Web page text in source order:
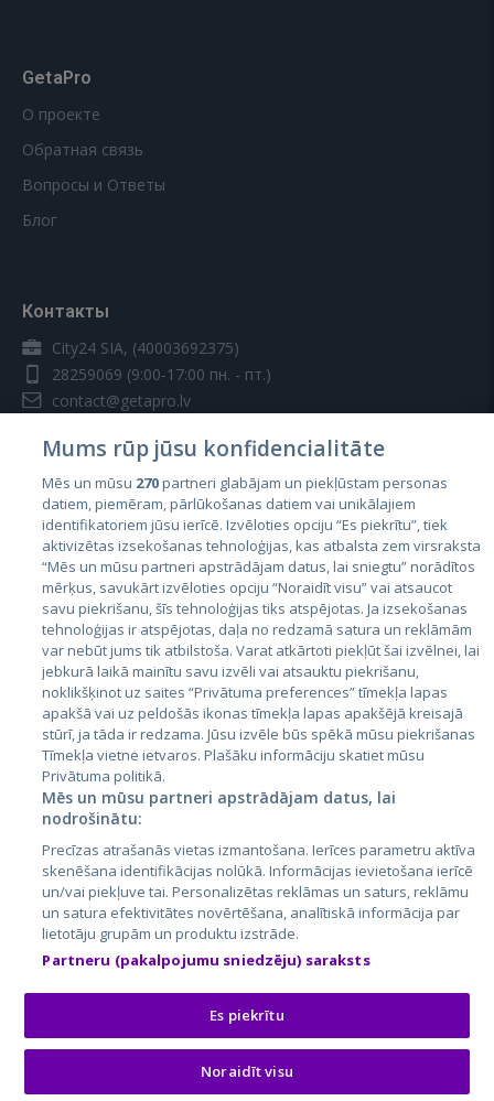
GetaPro
О проекте
Обратная связь
Вопросы и Ответы
Блог
Контакты
City24 SIA, (40003692375)
28259069 (9:00-17:00 пн. - пт.)
contact@getapro.lv
Страны
Эстония
Латвия
Литва
City24.lv
City24.ee
GetaPro.lv
GetaPro.ee
Skelbiu.lt
Autoplius.lt
Aruodas.lt
CVbankas.lt
Kainos.lt
Paslaugos.lt
auto24.ee
Osta.ee
KuldneBörs.ee
Mums rūp jūsu konfidencialitāte
Mēs un mūsu 270partneri glabājam un piekļūstam personas
datiem, piemēram, pārlūkošanas datiem vai unikālajiem
identifikatoriem jūsu ierīcē. Izvēloties opciju “Es piekrītu”, tiek
aktivizētas izsekošanas tehnoloģijas, kas atbalsta zem virsraksta
“Mēs un mūsu partneri apstrādājam datus, lai sniegtu” norādītos
mērķus, savukārt izvēloties opciju “Noraidīt visu” vai atsaucot
savu piekrišanu, šīs tehnoloģijas tiks atspējotas. Ja izsekošanas
tehnoloģijas ir atspējotas, daļa no redzamā satura un reklāmām
var nebūt jums tik atbilstoša. Varat atkārtoti piekļūt šai izvēlnei, lai
jebkurā laikā mainītu savu izvēli vai atsauktu piekrišanu,
noklikšķinot uz saites “Privātuma preferences” tīmekļa lapas
apakšā vai uz peldošās ikonas tīmekļa lapas apakšējā kreisajā
stūrī, ja tāda ir redzama. Jūsu izvēle būs spēkā mūsu piekrišanas
Tīmekļa vietne ietvaros. Plašāku informāciju skatiet mūsu
Privātuma politikā.
Mēs un mūsu partneri apstrādājam datus, lai
nodrošinātu:
Precīzas atrašanās vietas izmantošana. Ierīces parametru aktīva
skenēšana identifikācijas nolūkā. Informācijas ievietošana ierīcē
un/vai piekļuve tai. Personalizētas reklāmas un saturs, reklāmu
un satura efektivitātes novērtēšana, analītiskā informācija par
lietotāju grupām un produktu izstrāde.
Partneru (pakalpojumu sniedzēju) saraksts
Es piekrītu
Noraidīt visu